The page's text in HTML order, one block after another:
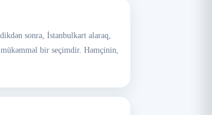
sonra, İstanbulkart alaraq,
bir seçimdir. Həmçinin,